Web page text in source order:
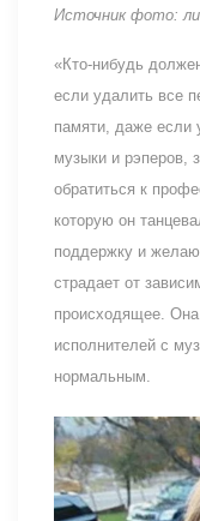
Источник фото:
«Кто-нибудь
если удалить все
памяти, даже если
музыки и рэперов,
обратиться к
которую он
поддержку и
страдает от
происходящее. Она
исполнителей с
нормальным.